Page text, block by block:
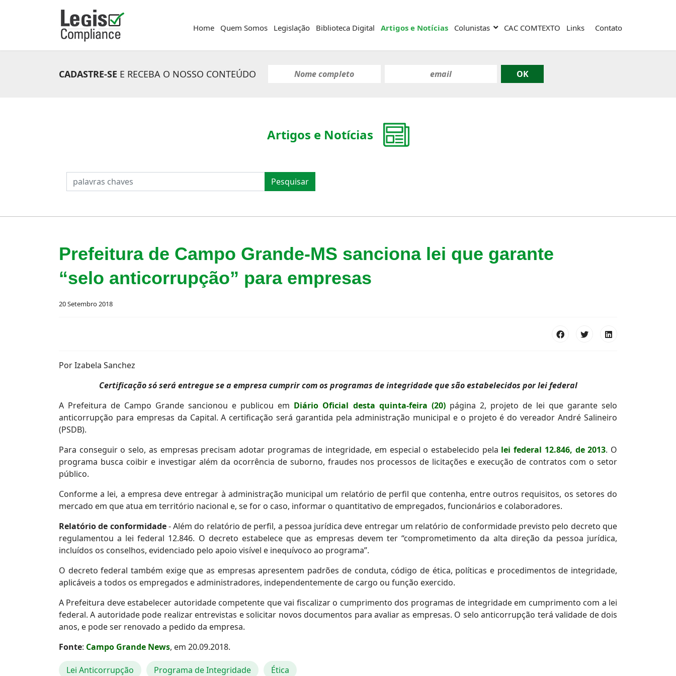
Home Quem Somos Legislação Biblioteca Digital Artigos e Notícias Colunistas CAC COMTEXTO Links Contato
CADASTRE-SE E RECEBA O NOSSO CONTEÚDO
PESQUISAR Pesquisar
Artigos e Notícias
Prefeitura de Campo Grande-MS sanciona lei que garante
“selo anticorrupção” para empresas
20 Setembro 2018
Por Izabela Sanchez
Certificação só será entregue se a empresa cumprir com os programas de integridade que são estabelecidos por lei federal
A Prefeitura de Campo Grande sancionou e publicou em Diário Oficial desta quinta-feira (20) página 2, projeto de lei que garante selo
anticorrupção para empresas da Capital. A certificação será garantida pela administração municipal e o projeto é do vereador André Salineiro
(PSDB).
Para conseguir o selo, as empresas precisam adotar programas de integridade, em especial o estabelecido pela lei federal 12.846, de 2013. O
programa busca coibir e investigar além da ocorrência de suborno, fraudes nos processos de licitações e execução de contratos com o setor
público.
Conforme a lei, a empresa deve entregar à administração municipal um relatório de perfil que contenha, entre outros requisitos, os setores do
mercado em que atua em território nacional e, se for o caso, informar o quantitativo de empregados, funcionários e colaboradores.
Relatório de conformidade- Além do relatório de perfil, a pessoa jurídica deve entregar um relatório de conformidade previsto pelo decreto que
regulamentou a lei federal 12.846. O decreto estabelece que as empresas devem ter “comprometimento da alta direção da pessoa jurídica,
incluídos os conselhos, evidenciado pelo apoio visível e inequívoco ao programa”.
O decreto federal também exige que as empresas apresentem padrões de conduta, código de ética, políticas e procedimentos de integridade,
aplicáveis a todos os empregados e administradores, independentemente de cargo ou função exercido.
A Prefeitura deve estabelecer autoridade competente que vai fiscalizar o cumprimento dos programas de integridade em cumprimento com a lei
federal. A autoridade pode realizar entrevistas e solicitar novos documentos para avaliar as empresas. O selo anticorrupção terá validade de dois
anos, e pode ser renovado a pedido da empresa.
Fonte: Campo Grande News, em 20.09.2018.
Lei Anticorrupção Programa de Integridade Ética